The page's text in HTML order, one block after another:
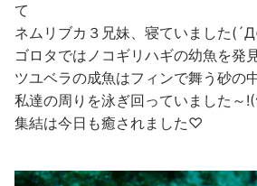
て
ネムリブカ３兄妹、寝ていました
ゴロタではノコギリハギの幼魚を発
ツユベラの成魚はフィンで舞う砂の
私達の周りを泳ぎ回っていました～
集結は今日も癒されました♡